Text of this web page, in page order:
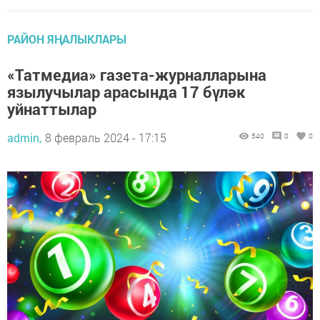
РАЙОН ЯҢАЛЫКЛАРЫ
«Татмедиа» газета-журналларына
язылучылар арасында 17 бүләк
уйнаттылар
admin, 8 февраль 2024 - 17:15 540 0 0